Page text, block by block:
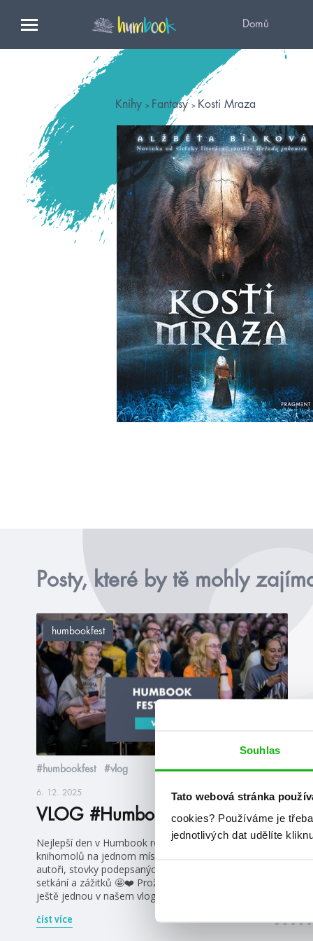
Souhlas
Tato webová stránka
cookies? Používáme je
jednotlivých dat udělíte
Domů
Knihy Fantasy Kosti Mraza
Posty, které by tě mohly
humbookfest
#humbookfest #vlog
6. 12. 2025
VLOG #HumbookFest2025
Nejlepší den v Humbook roce, nejvíc young adult
knihomolů na jednom místě, skvělé cosplaye, úžasní
autoři, stovky podepsaných knih, hromada milých
setkání a zážitků 🤩❤️ Prožijte HumbookFest 2025
ještě jednou v našem vlogu.
číst více